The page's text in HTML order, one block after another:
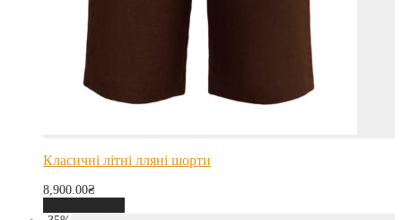
Класичні літні лляні шорти
8,900.00₴